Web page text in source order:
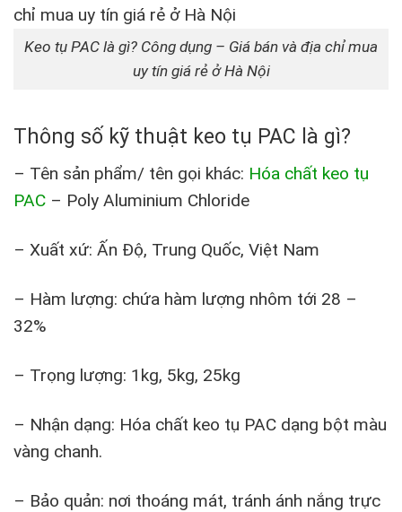
Keo tụ PAC là gì? Công dụng – Giá bán và địa chỉ mua
uy tín giá rẻ ở Hà Nội
Thông số kỹ thuật keo tụ PAC là gì?
– Tên sản phẩm/ tên gọi khác: Hóa chất keo tụ
PAC – Poly Aluminium Chloride
– Xuất xứ: Ấn Độ, Trung Quốc, Việt Nam
– Hàm lượng: chứa hàm lượng nhôm tới 28 –
32%
– Trọng lượng: 1kg, 5kg, 25kg
– Nhận dạng: Hóa chất keo tụ PAC dạng bột màu
vàng chanh.
– Bảo quản: nơi thoáng mát, tránh ánh nắng trực